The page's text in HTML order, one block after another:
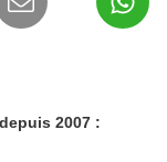
2007 :